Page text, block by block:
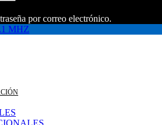
por correo electrónico.
MHZ